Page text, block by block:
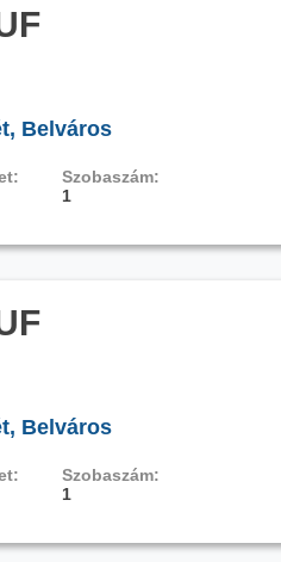
Belváros
Szobaszám:
1
Belváros
Szobaszám:
1